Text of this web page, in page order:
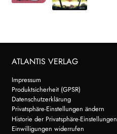
ATLANTIS VERLAG
Impressum
Produktsicherheit (GPSR)
Datenschutzerklärung
Privatsphäre-Einstellungen ändern
Historie der Privatsphäre-Einstellungen
Einwilligungen widerrufen